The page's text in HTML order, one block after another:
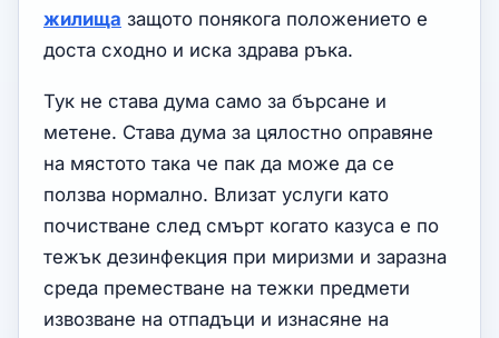
жилища защото понякога положението е
доста сходно и иска здрава ръка.
Тук не става дума само за бърсане и
метене. Става дума за цялостно оправяне
на мястото така че пак да може да се
ползва нормално. Влизат услуги като
почистване след смърт когато казуса е по
тежък дезинфекция при миризми и заразна
среда преместване на тежки предмети
извозване на отпадъци и изнасяне на